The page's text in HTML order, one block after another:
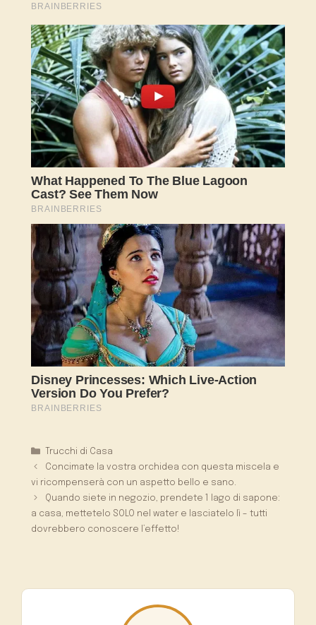
Categorie
Trucchi di Casa
Concimate la vostra orchidea con questa miscela e
vi ricompenserà con un aspetto bello e sano.
Quando siete in negozio, prendete 1 lago di sapone:
a casa, mettetelo SOLO nel water e lasciatelo lì – tutti
dovrebbero conoscere l’effetto!